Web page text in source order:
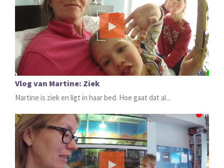
Vlog van Martine: Ziek
Martine is ziek en ligt in haar bed. Hoe gaat dat al...